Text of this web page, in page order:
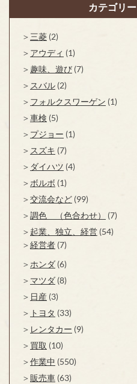
カテゴリー
三菱 (2)
アウディ (1)
趣味、遊び (7)
スバル (2)
フォルクスワーゲン (1)
車検 (5)
プジョー (1)
スズキ (7)
ダイハツ (4)
ボルボ (1)
交流会など (99)
調色 （色合わせ）
(7)
起業、独立、経営 (54)
経営者 (7)
ホンダ (6)
マツダ (8)
日産 (3)
トヨタ (33)
レンタカー (9)
買取 (10)
作業中 (550)
販売車 (63)